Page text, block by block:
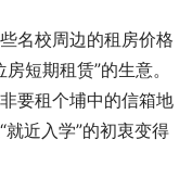
名校周边的租房价格
短期租赁”的生意。
要租个埔中的信箱地
近入学”的初衷变得